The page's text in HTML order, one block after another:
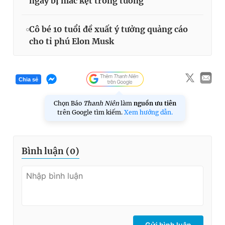
Cô bé 10 tuổi đề xuất ý tưởng quảng cáo
cho tỉ phú Elon Musk
Chia sẻ
Chọn Báo Thanh Niên làm nguồn ưu tiên
trên Google tìm kiếm. Xem hướng dẫn.
Bình luận (0)